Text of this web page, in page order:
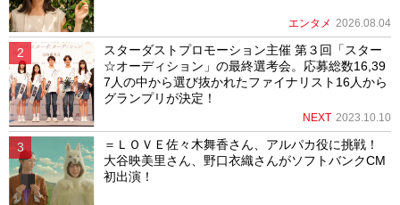
エンタメ 2026.08.04
スターダストプロモーション主催 第３回「スター
☆オーディション」の最終選考会。応募総数16,39
7人の中から選び抜かれたファイナリスト16人から
グランプリが決定！
NEXT 2023.10.10
＝ＬＯＶＥ佐々木舞香さん、アルパカ役に挑戦！
大谷映美里さん、野口衣織さんがソフトバンクCM
初出演！